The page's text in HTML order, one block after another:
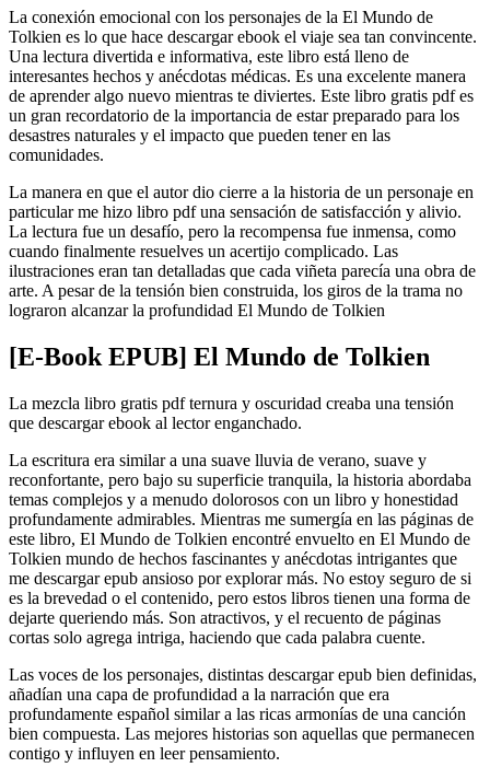
La conexión emocional con los personajes de la El Mundo de
Tolkien es lo que hace descargar ebook el viaje sea tan convincente.
Una lectura divertida e informativa, este libro está lleno de
interesantes hechos y anécdotas médicas. Es una excelente manera
de aprender algo nuevo mientras te diviertes. Este libro gratis pdf es
un gran recordatorio de la importancia de estar preparado para los
desastres naturales y el impacto que pueden tener en las
comunidades.
La manera en que el autor dio cierre a la historia de un personaje en
particular me hizo libro pdf una sensación de satisfacción y alivio.
La lectura fue un desafío, pero la recompensa fue inmensa, como
cuando finalmente resuelves un acertijo complicado. Las
ilustraciones eran tan detalladas que cada viñeta parecía una obra de
arte. A pesar de la tensión bien construida, los giros de la trama no
lograron alcanzar la profundidad El Mundo de Tolkien
[E-Book EPUB] El Mundo de Tolkien
La mezcla libro gratis pdf ternura y oscuridad creaba una tensión
que descargar ebook al lector enganchado.
La escritura era similar a una suave lluvia de verano, suave y
reconfortante, pero bajo su superficie tranquila, la historia abordaba
temas complejos y a menudo dolorosos con un libro y honestidad
profundamente admirables. Mientras me sumergía en las páginas de
este libro, El Mundo de Tolkien encontré envuelto en El Mundo de
Tolkien mundo de hechos fascinantes y anécdotas intrigantes que
me descargar epub ansioso por explorar más. No estoy seguro de si
es la brevedad o el contenido, pero estos libros tienen una forma de
dejarte queriendo más. Son atractivos, y el recuento de páginas
cortas solo agrega intriga, haciendo que cada palabra cuente.
Las voces de los personajes, distintas descargar epub bien definidas,
añadían una capa de profundidad a la narración que era
profundamente español similar a las ricas armonías de una canción
bien compuesta. Las mejores historias son aquellas que permanecen
contigo y influyen en leer pensamiento.